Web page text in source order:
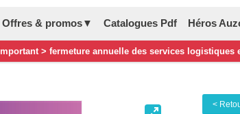
Offres & promos▼ Catalogues Pdf Héros
Important > fermeture annuelle des services logistiques
<